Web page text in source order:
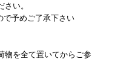
い。
予めご了承下さい
物を全て置いてからご参